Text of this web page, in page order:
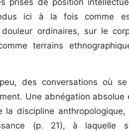
ici à la fois comme
ordinaires, sur le
terrains
des conversations où
Une abnégation absolue
discipline anthropologique,
(p. 21), à laquelle